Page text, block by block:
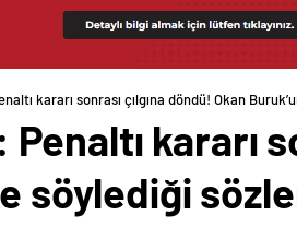
kararı sonrası çılgına döndü! Okan
kararı
söylediği